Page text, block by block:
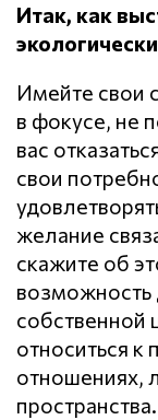
Итак, как
Имейте свои
в фокусе, не
вас
свои
желание
скажите об
возможность
собственной
относиться к
отношениях,
пространства.